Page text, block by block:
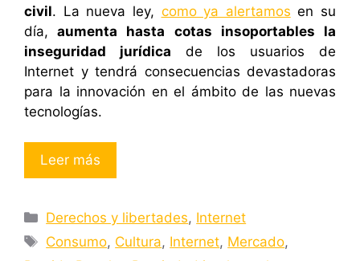
civil. La nueva ley, como ya alertamos en su
día, aumenta hasta cotas insoportables la
inseguridad jurídica de los usuarios de
Internet y tendrá consecuencias devastadoras
para la innovación en el ámbito de las nuevas
tecnologías.
Leer más
Categorías
Derechos y libertades, Internet
Etiquetas
Consumo, Cultura, Internet, Mercado,